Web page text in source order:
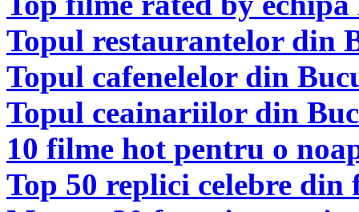
Topul restaurantelor din
Topul cafenelelor din
Topul ceainariilor din
10 filme hot pentru o
Top 50 replici celebre din